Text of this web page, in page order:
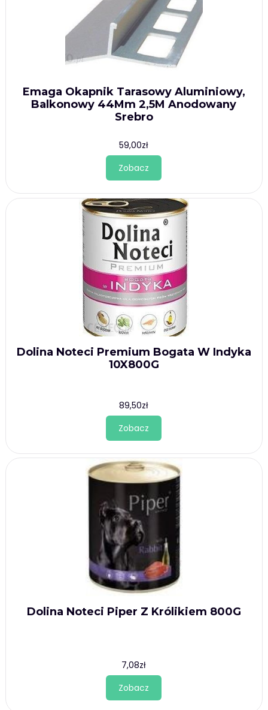
Emaga Okapnik Tarasowy Aluminiowy,
Balkonowy 44Mm 2,5M Anodowany
Srebro
59,00zł
Zobacz
Dolina Noteci Premium Bogata W Indyka
10X800G
89,50zł
Zobacz
Dolina Noteci Piper Z Królikiem 800G
7,08zł
Zobacz